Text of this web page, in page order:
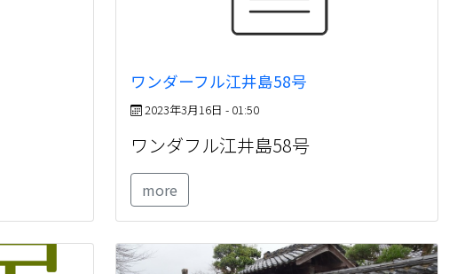
ワンダーフル江井島58号
2023年3月16日 - 01:50
ワンダフル江井島58号
more